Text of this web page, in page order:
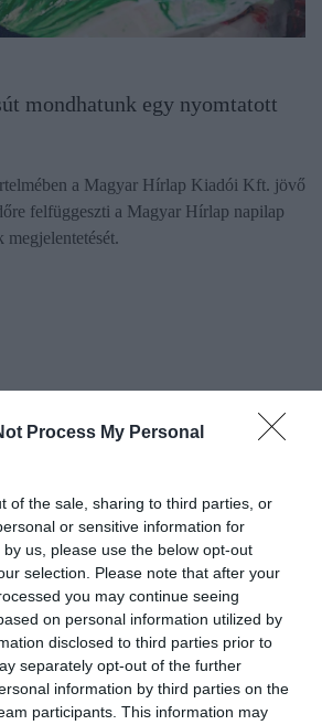
Process My Personal
of the sale, sharing to third parties, or
or sensitive information for
us, please use the below opt-out
selection. Please note that after your
you may continue seeing
on personal information utilized by
disclosed to third parties prior to
separately opt-out of the further
information by third parties on the
participants. This information may
mondhatunk egy nyomtatott
a Magyar Hírlap Kiadói Kft. jövő
felfüggeszti a Magyar Hírlap napilap
megjelentetését.